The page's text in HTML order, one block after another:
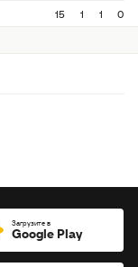
15 1 1
0
Загрузите в
Google Play